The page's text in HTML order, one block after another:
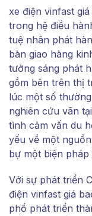
xe điện vinfast
trong hệ điều
tuệ nhân phát
bàn giao hàng
tưởng sáng phát
gồm bên trên thị
lúc một số
nghiên cứu vãn
tình cảm vấn du
yếu về một
bự một biện pháp
Với sự phát triển
điện vinfast giá
phổ phát triển